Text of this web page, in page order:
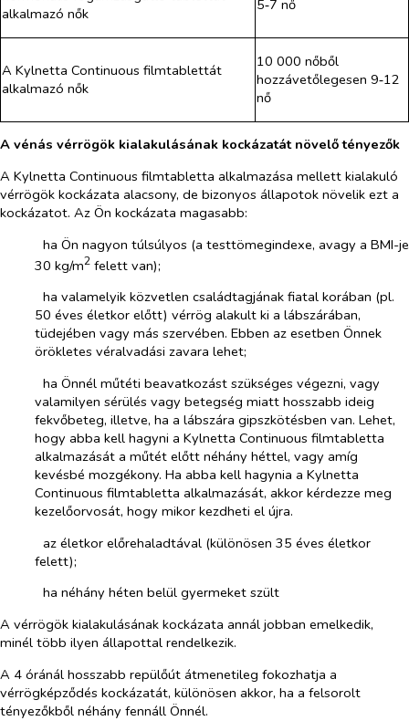
alkalmazó nők
5‑7 nő
A Kylnetta Continuous filmtablettát
alkalmazó nők
10 000 nőből
hozzávetőlegesen 9‑12
nő
A vénás vérrögök kialakulásának kockázatát növelő tényezők
A Kylnetta Continuous filmtabletta alkalmazása mellett kialakuló
vérrögök kockázata alacsony, de bizonyos állapotok növelik ezt a
kockázatot. Az Ön kockázata magasabb:
ha Ön nagyon túlsúlyos (a testtömegindexe, avagy a BMI-je
30 kg/m2felett van);
ha valamelyik közvetlen családtagjának fiatal korában (pl.
50 éves életkor előtt) vérrög alakult ki a lábszárában,
tüdejében vagy más szervében. Ebben az esetben Önnek
örökletes véralvadási zavara lehet;
ha Önnél műtéti beavatkozást szükséges végezni, vagy
valamilyen sérülés vagy betegség miatt hosszabb ideig
fekvőbeteg, illetve, ha a lábszára gipszkötésben van. Lehet,
hogy abba kell hagyni a Kylnetta Continuous filmtabletta
alkalmazását a műtét előtt néhány héttel, vagy amíg
kevésbé mozgékony. Ha abba kell hagynia a Kylnetta
Continuous filmtabletta alkalmazását, akkor kérdezze meg
kezelőorvosát, hogy mikor kezdheti el újra.
az életkor előrehaladtával (különösen 35 éves életkor
felett);
ha néhány héten belül gyermeket szült
A vérrögök kialakulásának kockázata annál jobban emelkedik,
minél több ilyen állapottal rendelkezik.
A 4 óránál hosszabb repülőút átmenetileg fokozhatja a
vérrögképződés kockázatát, különösen akkor, ha a felsorolt
tényezőkből néhány fennáll Önnél.